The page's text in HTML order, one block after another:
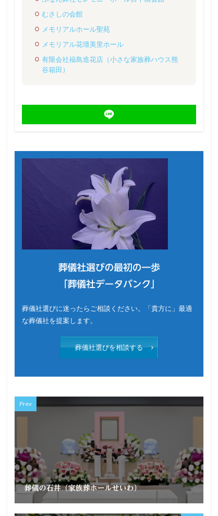
むさしの会館
メモリアルホール聖苑
メモリアル花壇美里ホール
有限会社福島造花店（小さな家族葬ハウス熊
谷箱田）
葬儀社選びの最初の一歩
「葬儀社データバンク」
葬儀社選びに迷ったらご相談ください。「貴方に」最適
な葬儀社を提案します。
葬儀社選びを相談する
Prev
葬儀の石井（家族葬ホールせいわ）